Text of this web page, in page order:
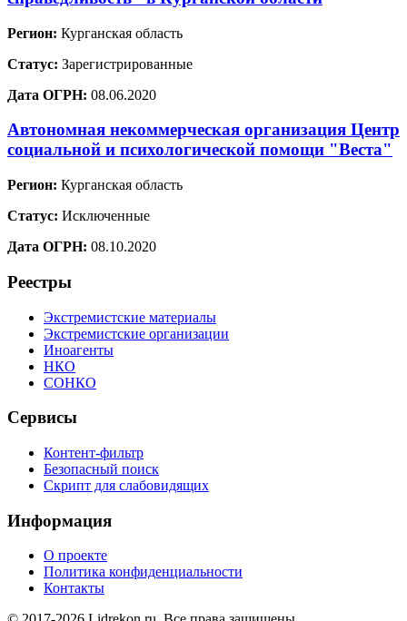
Регион: Курганская область
Статус: Зарегистрированные
Дата ОГРН: 08.06.2020
Автономная некоммерческая организация Центр
социальной и психологической помощи "Веста"
Регион: Курганская область
Статус: Исключенные
Дата ОГРН: 08.10.2020
Реестры
Экстремистские материалы
Экстремистские организации
Иноагенты
НКО
СОНКО
Сервисы
Контент-фильтр
Безопасный поиск
Скрипт для слабовидящих
Информация
О проекте
Политика конфиденциальности
Контакты